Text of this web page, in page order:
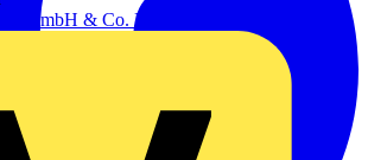
GmbH & Co. KG